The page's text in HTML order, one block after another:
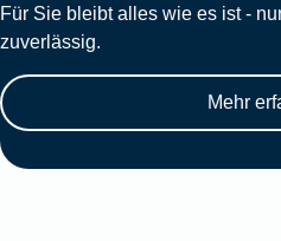
Für Sie bleibt alles wie es ist -
zuverlässig.
Mehr